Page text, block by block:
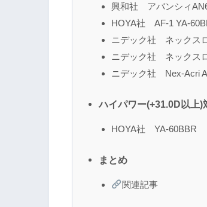
興和社 アバンシィ
HOYA社 AF-1 YA-
ニデック社 ネックス
ニデック社 ネックス
ニデック社 Nex-Acri
ハイパワー(+31.0D以上
HOYA社 YA-60BBR
まとめ
関連記事